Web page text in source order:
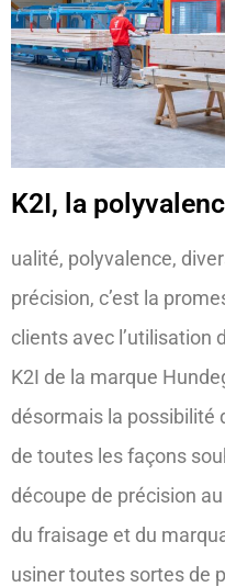
K2I, la
ualité, polyvalence,
précision, c’est la
clients avec l’utilisation
K2I de la marque
désormais la possibilité
de toutes les façons
découpe de précision
du fraisage et du
usiner toutes sortes de